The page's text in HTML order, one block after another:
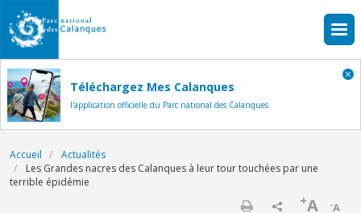
Aller au contenu principal
Téléchargez Mes Calanques
l'application officielle du Parc national des Calanques
Fil d'Ariane
Accueil
Actualités
Les Grandes nacres des Calanques à leur tour touchées par une
terrible épidémie
-A
+A